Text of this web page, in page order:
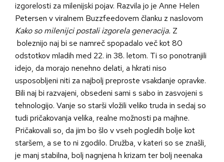
izgorelosti za milenijski pojav. Razvila jo je Anne Helen
Petersen v viralnem Buzzfeedovem članku z naslovom
Kako so milenijci postali izgorela generacija. Z
boleznijo naj bi se namreč spopadalo več kot 80
odstotkov mladih med 22. in 38. letom. Ti so ponotranjili
idejo, da morajo nenehno delati, a hkrati niso
usposobljeni niti za najbolj preproste vsakdanje opravke.
Bili naj bi razvajeni, obsedeni sami s sabo in zasvojeni s
tehnologijo. Vanje so starši vložili veliko truda in sedaj so
tudi pričakovanja velika, realne možnosti pa majhne.
Pričakovali so, da jim bo šlo v vseh pogledih bolje kot
staršem, a se to ni zgodilo. Družba, v kateri so se znašli,
je manj stabilna, bolj nagnjena h krizam ter bolj neenaka